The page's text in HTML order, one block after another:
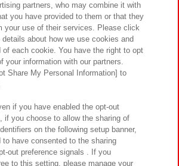
サステナビリティ サイトポリシー
ー ウェブアクセシビリティ方針と検証結果
とともに
ト対応方針 よくあるご質問・お問い合わせ
partners, who may combine it with
you have provided to them or that they
your use of their services. Please click
about how we use cookies and
of each cookie. You have the right to opt
your information with our partners.
Share My Personal Information] to
if you have enabled the opt-out
if you choose to allow the sharing of
on the following setup banner,
to have consented to the sharing
out preference signals . If you
to this setting, please manage your